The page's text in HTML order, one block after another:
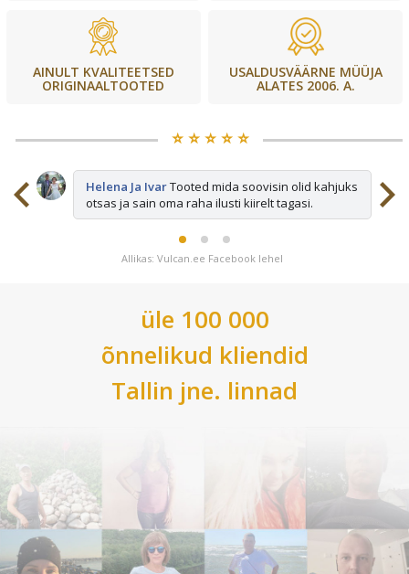
AINULT KVALITEETSED
ORIGINAALTOOTED
USALDUSVÄÄRNE MÜÜJA
ALATES 2006. A.
⭐️ ⭐️ ⭐️ ⭐️ ⭐️
Helena Ja IvarTooted mida soovisin olid kahjuks
otsas ja sain oma raha ilusti kiirelt tagasi.
Allikas: Vulcan.ee Facebook lehel
üle 100 000
õnnelikud kliendid
Tallin jne. linnad